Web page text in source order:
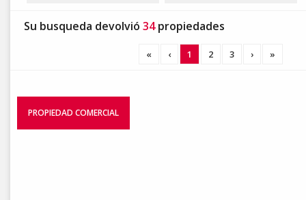
Su busqueda devolvió 34propiedades
« ‹ 1 2 3 › »
PROPIEDAD COMERCIAL